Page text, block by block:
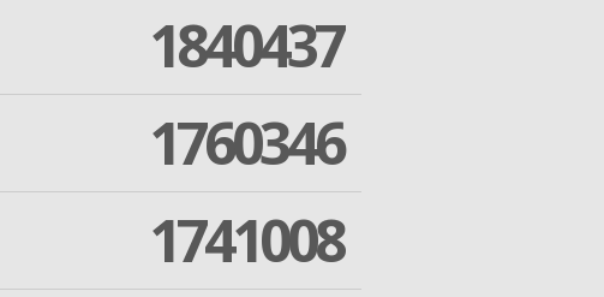
1840437
1760346
1741008